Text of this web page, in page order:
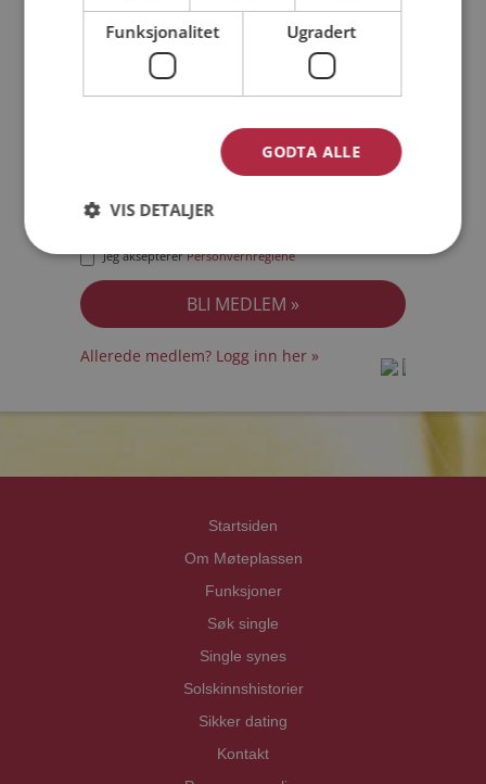
Jeg akseptererPersonvernreglene
Allerede medlem? Logg inn her »
Startsiden
Om Møteplassen
Funksjoner
Søk single
Single synes
Solskinnshistorier
Sikker dating
Kontakt
Funksjonalitet Ugradert
GODTA ALLE
VIS DETALJER